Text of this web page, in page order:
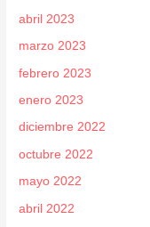
abril 2023
marzo 2023
febrero 2023
enero 2023
diciembre 2022
octubre 2022
mayo 2022
abril 2022